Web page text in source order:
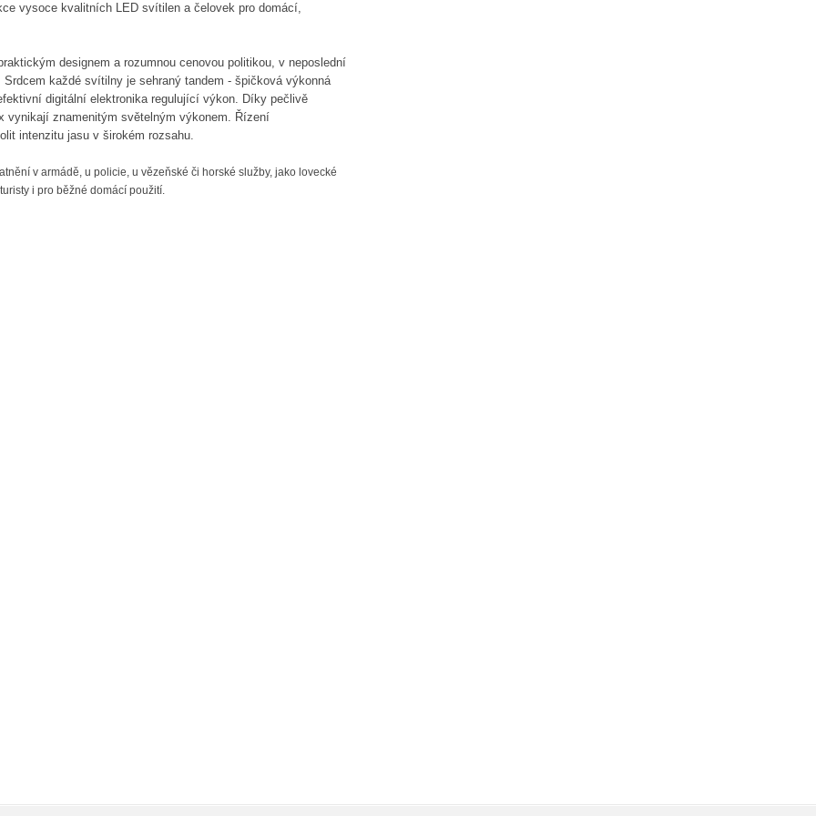
vysoce kvalitních LED svítilen a čelovek pro domácí,
designem a rozumnou cenovou politikou, v neposlední
každé svítilny je sehraný tandem - špičková výkonná
digitální elektronika regulující výkon. Díky pečlivě
vynikají znamenitým světelným výkonem. Řízení
intenzitu jasu v širokém rozsahu.
v armádě, u policie, u vězeňské či horské služby, jako lovecké
i pro běžné domácí použití.